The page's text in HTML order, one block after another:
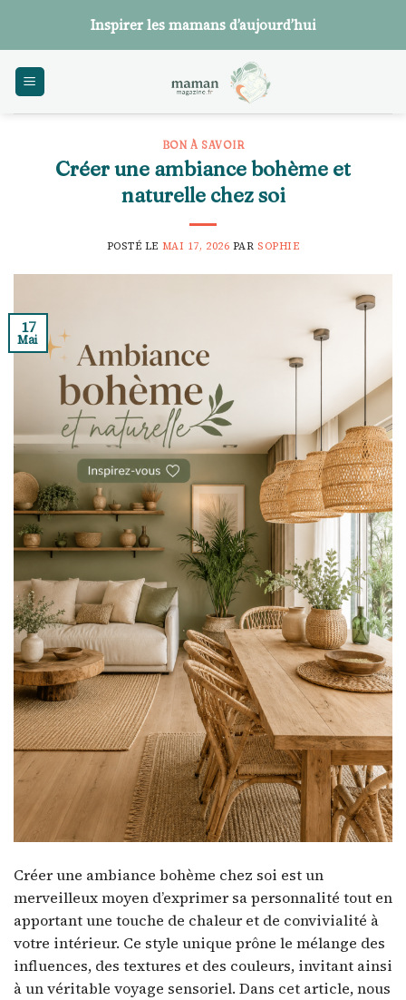
content
Inspirer les mamans d’aujourd’hui
BON À SAVOIR
Créer une ambiance bohème et
naturelle chez soi
POSTÉ LE MAI 17, 2026 PARSOPHIE
17
Mai
Créer une ambiance bohème chez soi est un
merveilleux moyen d’exprimer sa personnalité tout en
apportant une touche de chaleur et de convivialité à
votre intérieur. Ce style unique prône le mélange des
influences, des textures et des couleurs, invitant ainsi
à un véritable voyage sensoriel. Dans cet article, nous